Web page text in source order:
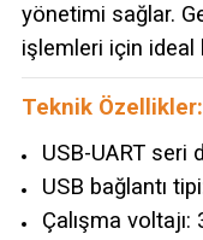
yönetimi sağlar.
işlemleri için ideal
Teknik Özellikler:
USB-UART seri
USB bağlantı
Çalışma